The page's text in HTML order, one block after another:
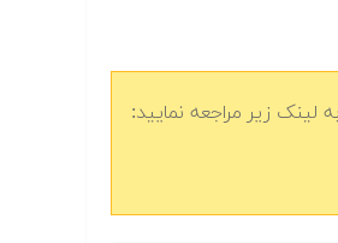
زیر مراجعه نمایید: